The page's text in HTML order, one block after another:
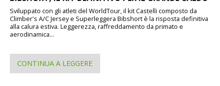
Sviluppato con gli atleti del WorldTour, il kit Castelli composto da
Climber's A/C Jersey e Superleggera Bibshort è la risposta definitiva
alla calura estiva. Leggerezza, raffreddamento da primato e
aerodinamica...
CONTINUA A LEGGERE